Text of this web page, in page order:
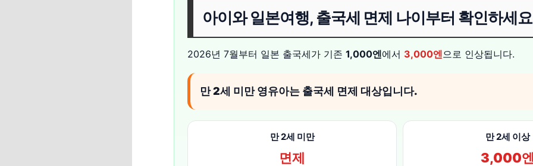
아이와 일본여행, 출국세 면제 나이부터 확인하세요
2026년 7월부터 일본 출국세가 기존 1,000엔에서 3,000엔으로 인상됩니다.
만 2세 미만 영유아는 출국세 면제 대상입니다.
만 2세 미만
면제
만 2세 이상
3,000